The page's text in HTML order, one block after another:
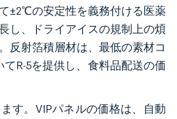
±2℃の安定性を義務付ける医薬
し、ドライアイスの規制上の煩
反射箔積層材は、最低の素材コ
R-5を提供し、食料品配送の価
す。VIPパネルの価格は、自動